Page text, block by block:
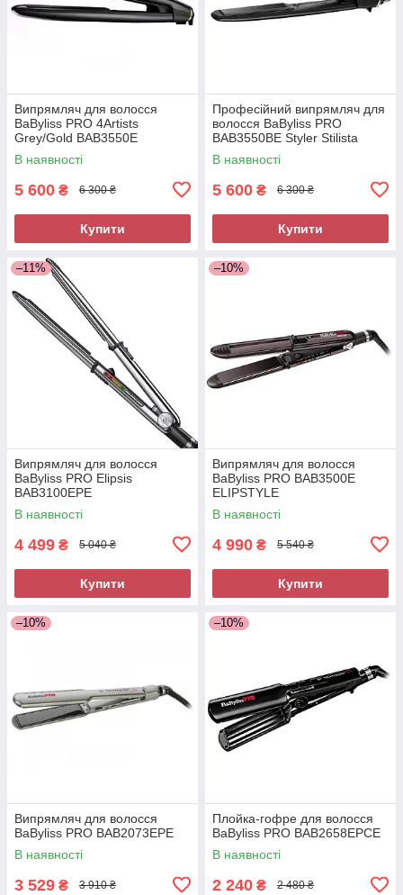
Випрямляч для волосся
BaByliss PRO 4Artists
Grey/Gold BAB3550E
В наявності
5 600 ₴ 6 300 ₴
Купити
Професійний випрямляч для
волосся BaByliss PRO
BAB3550BE Styler Stilista
В наявності
5 600 ₴ 6 300 ₴
Купити
–11%
Випрямляч для волосся
BaByliss PRO Elipsis
BAB3100EPE
В наявності
4 499 ₴ 5 040 ₴
Купити
–10%
Випрямляч для волосся
BaByliss PRO BAB3500E
ELIPSTYLE
В наявності
4 990 ₴ 5 540 ₴
Купити
–10%
Випрямляч для волосся
BaByliss PRO BAB2073EPE
В наявності
3 529 ₴ 3 910 ₴
–10%
Плойка-гофре для волосся
BaByliss PRO BAB2658EPCE
В наявності
2 240 ₴ 2 480 ₴